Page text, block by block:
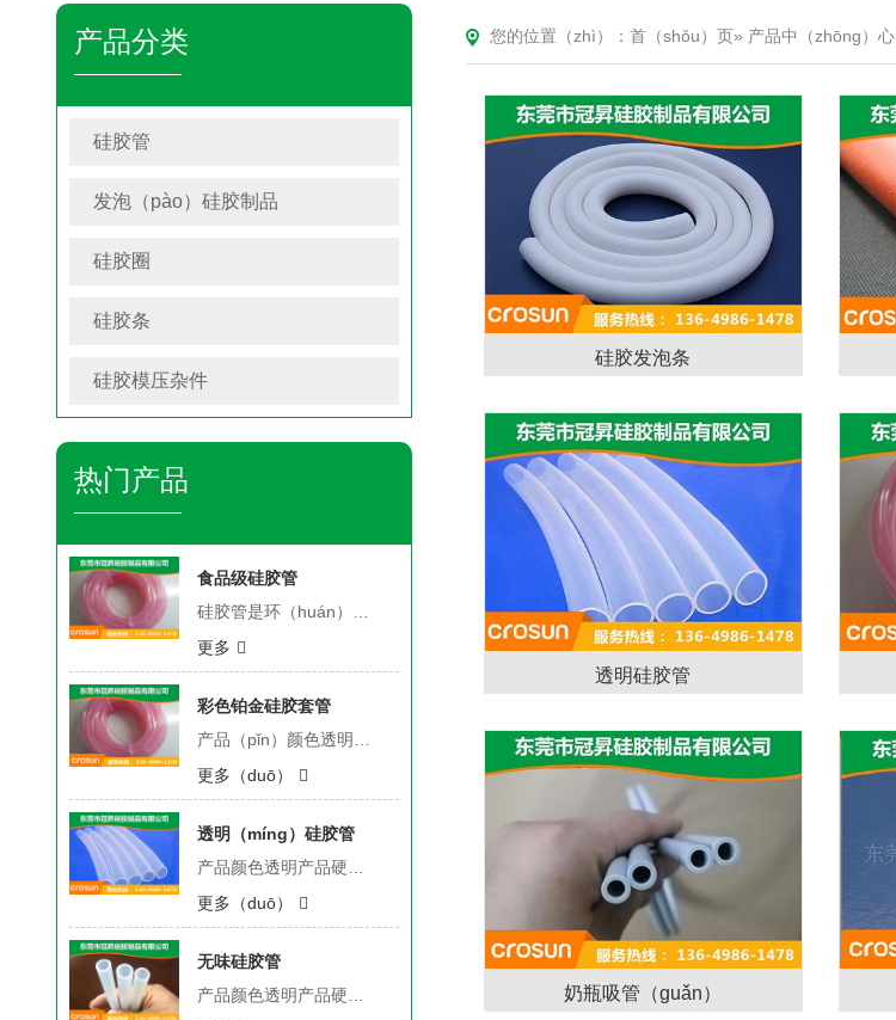
产品分类
硅胶管
发泡（pào）硅胶制品
硅胶圈
硅胶条
硅胶模压杂件
热门产品
食品级硅胶管
更多
彩色铂金硅胶套管
更多（duō）
透明（míng）硅胶管
更多（duō）
无味硅胶管
您的位置（zhì）： 首（shǒu）页» 产品中（zhōng）心
硅胶发泡条
透明硅胶管
奶瓶吸管（guǎn）